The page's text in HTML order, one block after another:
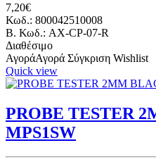
7,20€
Κωδ.: 800042510008
B. Κωδ.: AX-CP-07-R
Διαθέσιμο
ΑγοράΑγορά Σύγκριση Wishlist
Quick view
PROBE TESTER
MPS1SW